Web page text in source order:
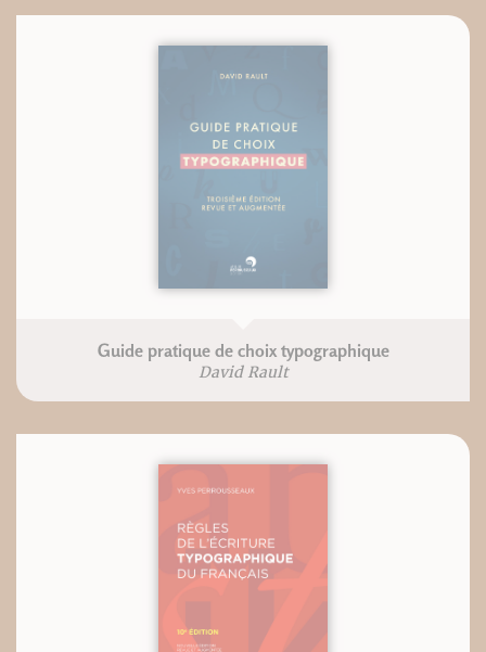
Guide pratique de choix typographique
David Rault